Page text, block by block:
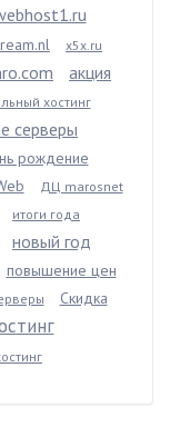
x5x.ru
акция
хостинг
серверы
рождение
ДЦ marosnet
итоги года
новый год
повышение цен
Скидка